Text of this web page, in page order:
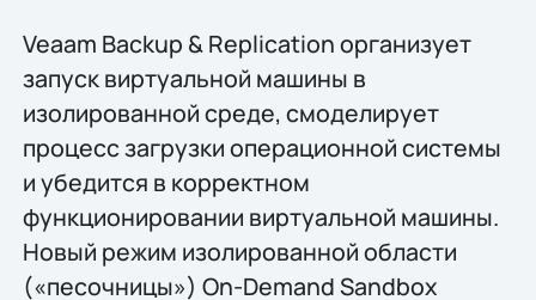
Veaam Backup & Replication организует
запуск виртуальной машины в
изолированной среде, смоделирует
процесс загрузки операционной системы
и убедится в корректном
функционировании виртуальной машины.
Новый режим изолированной области
(«песочницы») On-Demand Sandbox